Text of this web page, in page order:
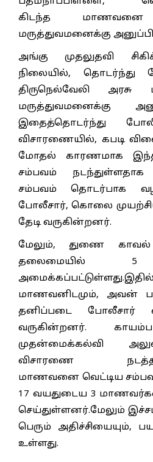
கிடந்த
மருத்துவமனைக்கு
அங்கு முதலுதவி
நிலையில், தொடர்ந்து
திருநெல்வேலி அரசு
மருத்துவமனைக்கு
இதைத்தொடர்ந்து
விசாரணையில், கபடி
மோதல் காரணமாக
சம்பவம் நடந்துள்ளதாக
சம்பவம் தொடர்பாக
போலீசார், கொலை
தேடி வருகின்றனர்.
மேலும், துணை
தலைமையில் 5
மாணவனிடமும், அவன்
தனிப்படை போலீசார்
வருகின்றனர்.
முதன்மைக்கல்வி
விசாரணை
மாணவனை வெட்டிய
17 வயதுடைய 3
செய்துள்ளனர்.மேலும்
பெரும் அதிச்சியையும்,
உள்ளது.